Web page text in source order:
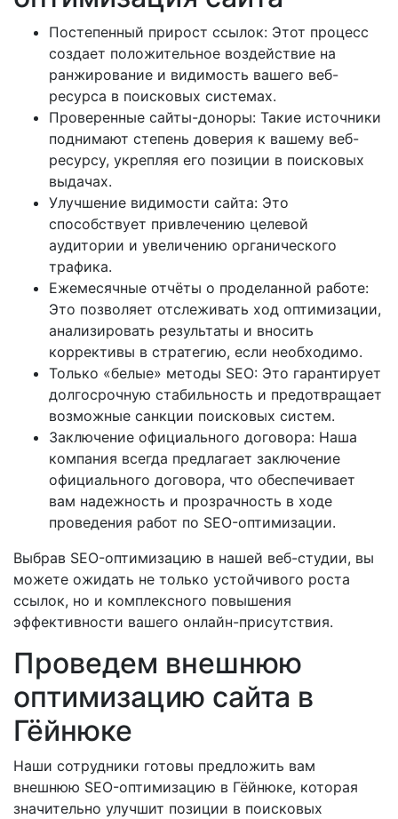
Постепенный прирост ссылок: Этот процесс
создает положительное воздействие на
ранжирование и видимость вашего веб-
ресурса в поисковых системах.
Проверенные сайты-доноры: Такие источники
поднимают степень доверия к вашему веб-
ресурсу, укрепляя его позиции в поисковых
выдачах.
Улучшение видимости сайта: Это
способствует привлечению целевой
аудитории и увеличению органического
трафика.
Ежемесячные отчёты о проделанной работе:
Это позволяет отслеживать ход оптимизации,
анализировать результаты и вносить
коррективы в стратегию, если необходимо.
Только «белые» методы SEO: Это гарантирует
долгосрочную стабильность и предотвращает
возможные санкции поисковых систем.
Заключение официального договора: Наша
компания всегда предлагает заключение
официального договора, что обеспечивает
вам надежность и прозрачность в ходе
проведения работ по SEO-оптимизации.
Выбрав SEO-оптимизацию в нашей веб-студии, вы
можете ожидать не только устойчивого роста
ссылок, но и комплексного повышения
эффективности вашего онлайн-присутствия.
Проведем внешнюю
оптимизацию сайта в
Гёйнюке
Наши сотрудники готовы предложить вам
внешнюю SEO-оптимизацию в Гёйнюке, которая
значительно улучшит позиции в поисковых